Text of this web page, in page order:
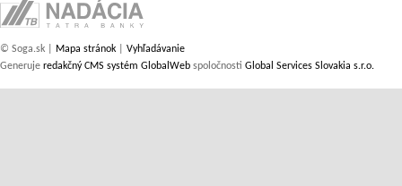
© Soga.sk | Mapa stránok
Vyhľadávanie
Generuje redakčný CMS systém GlobalWeb spoločnosti Global Services Slovakia s.r.o.